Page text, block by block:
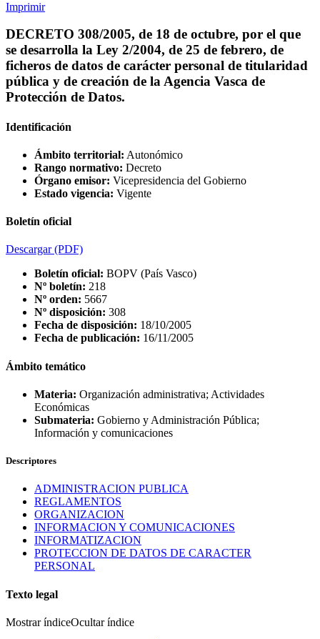
Imprimir
DECRETO 308/2005, de 18 de octubre, por el que
se desarrolla la Ley 2/2004, de 25 de febrero, de
ficheros de datos de carácter personal de titularidad
pública y de creación de la Agencia Vasca de
Protección de Datos.
Identificación
Ámbito territorial: Autonómico
Rango normativo: Decreto
Órgano emisor: Vicepresidencia del Gobierno
Estado vigencia: Vigente
Boletín oficial
Descargar(PDF)
Boletín oficial: BOPV (País Vasco)
Nº boletín: 218
Nº orden: 5667
Nº disposición: 308
Fecha de disposición: 18/10/2005
Fecha de publicación: 16/11/2005
Ámbito temático
Materia: Organización administrativa; Actividades
Económicas
Submateria: Gobierno y Administración Pública;
Información y comunicaciones
Descriptores
ADMINISTRACION PUBLICA
REGLAMENTOS
ORGANIZACION
INFORMACION Y COMUNICACIONES
INFORMATIZACION
PROTECCION DE DATOS DE CARACTER
PERSONAL
Texto legal
Mostrar índiceOcultar índice